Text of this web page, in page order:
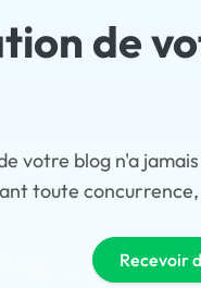
de
votre blog n'a
toute concurrence,
Recevoir